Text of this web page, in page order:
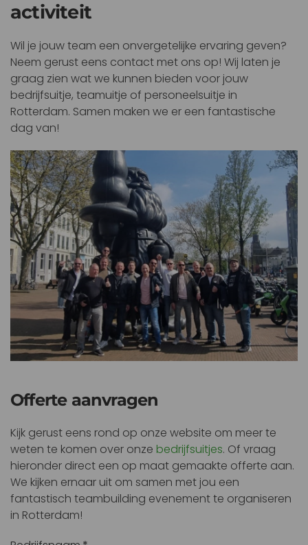
activiteit
Wil je jouw team een onvergetelijke ervaring geven?
Neem gerust eens contact met ons op! Wij laten je
graag zien wat we kunnen bieden voor jouw
bedrijfsuitje, teamuitje of personeelsuitje in
Rotterdam. Samen maken we er een fantastische
dag van!
Offerte aanvragen
Kijk gerust eens rond op onze website om meer te
weten te komen over onze bedrijfsuitjes. Of vraag
hieronder direct een op maat gemaakte offerte aan.
We kijken ernaar uit om samen met jou een
fantastisch teambuilding evenement te organiseren
in Rotterdam!